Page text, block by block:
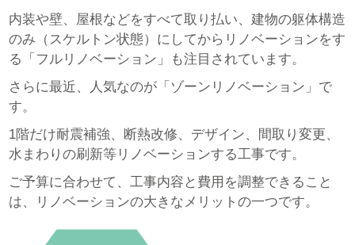
内装や壁、屋根などをすべて取り払い、建物の躯体構造
のみ（スケルトン状態）にしてからリノベーションをす
る「フルリノベーション」も注目されています。
さらに最近、人気なのが「ゾーンリノベーション」で
す。
1階だけ耐震補強、断熱改修、デザイン、間取り変更、
水まわりの刷新等リノベーションする工事です。
ご予算に合わせて、工事内容と費用を調整できること
は、リノベーションの大きなメリットの一つです。